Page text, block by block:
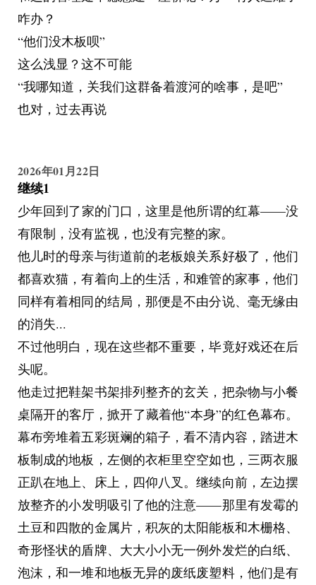
咋办？
“他们没木板呗”
这么浅显？这不可能
“我哪知道，关我们这群备着渡河的啥事，是吧”
也对，过去再说
2026年01月22日
继续1
少年回到了家的门口，这里是他所谓的红幕——没
有限制，没有监视，也没有完整的家。
他儿时的母亲与街道前的老板娘关系好极了，他们
都喜欢猫，有着向上的生活，和难管的家事，他们
同样有着相同的结局，那便是不由分说、毫无缘由
的消失...
不过他明白，现在这些都不重要，毕竟好戏还在后
头呢。
他走过把鞋架书架排列整齐的玄关，把杂物与小餐
桌隔开的客厅，掀开了藏着他“本身”的红色幕布。
幕布旁堆着五彩斑斓的箱子，看不清内容，踏进木
板制成的地板，左侧的衣柜里空空如也，三两衣服
正趴在地上、床上，四仰八叉。继续向前，左边摆
放整齐的小发明吸引了他的注意——那里有发霉的
土豆和四散的金属片，积灰的太阳能板和木栅格、
奇形怪状的盾牌、大大小小无一例外发烂的白纸、
泡沫，和一堆和地板无异的废纸废塑料，他们是有